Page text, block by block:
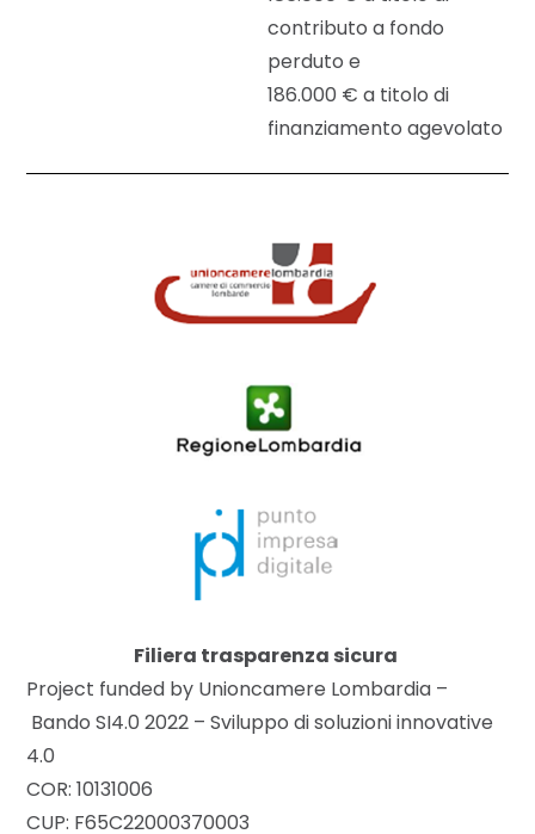
contributo a fondo
perduto e
186.000 € a titolo di
finanziamento agevolato
Filiera trasparenza sicura
Project funded by Unioncamere Lombardia –
Bando SI4.0 2022 – Sviluppo di soluzioni innovative
4.0
COR: 10131006
CUP: F65C22000370003